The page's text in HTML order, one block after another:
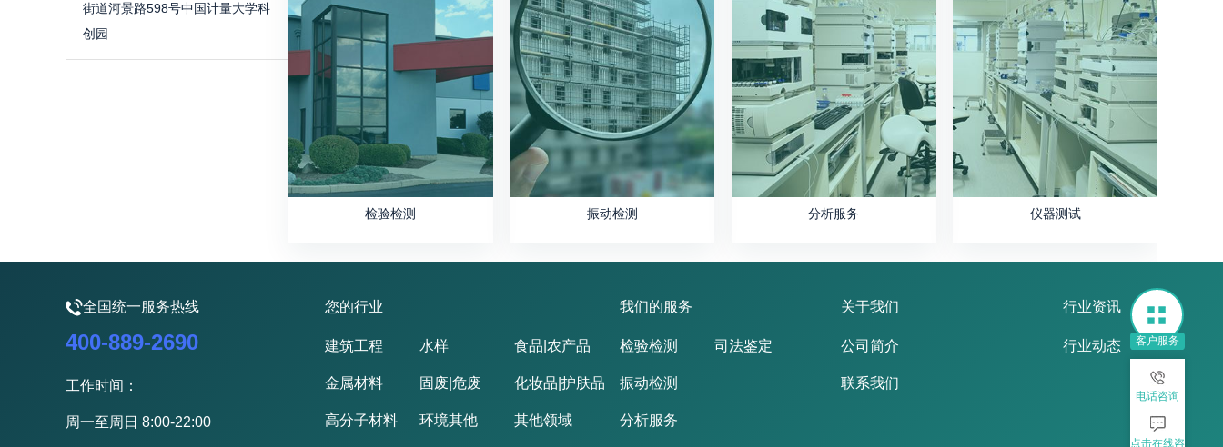
街道河景路598号中国计量大学科
创园
检验检测 振动检测 分析服务 仪器测试
全国统一服务热线
400-889-2690
工作时间：
周一至周日 8:00-22:00
您的行业
建筑工程
金属材料
高分子材料
水样
固废|危废
环境其他
食品|农产品
化妆品|护肤品
其他领域
我们的服务
检验检测
振动检测
分析服务
司法鉴定
关于我们
公司简介
联系我们
行业资讯
行业动态 客户服务
电话咨询
点击在线咨